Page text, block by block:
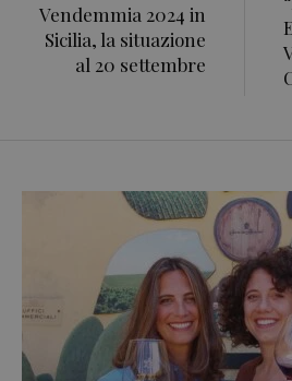
Vendemmia 2024 in
Sicilia, la situazione
al 20 settembre